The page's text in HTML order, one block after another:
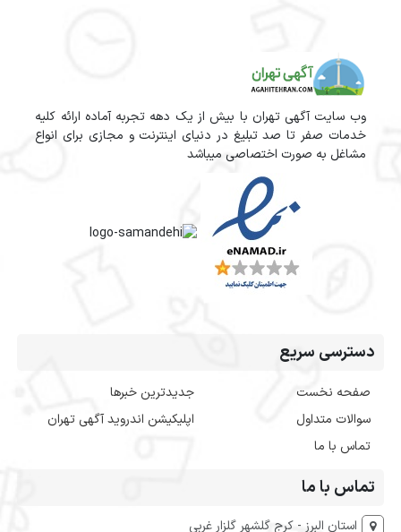
وب سایت آگهی تهران با بیش از یک دهه تجربه آماده ارائه کلیه
خدمات صفر تا صد تبلیغ در دنیای اینترنت و مجازی برای انواع
مشاغل به صورت اختصاصی میباشد
دسترسی سریع
صفحه نخست
سوالات متداول
تماس با ما
جدیدترین خبرها
اپلیکیشن اندروید آگهی تهران
تماس با ما
استان البرز - کرج گلشهر گلزار غربی